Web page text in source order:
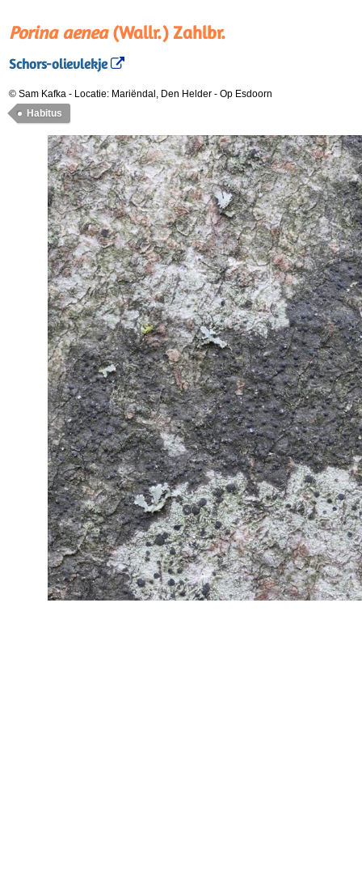
Porina aenea(Wallr.) Zahlbr.
Schors-olievlekje
© Sam Kafka - Locatie: Mariëndal, Den Helder - Op Esdoorn
Habitus